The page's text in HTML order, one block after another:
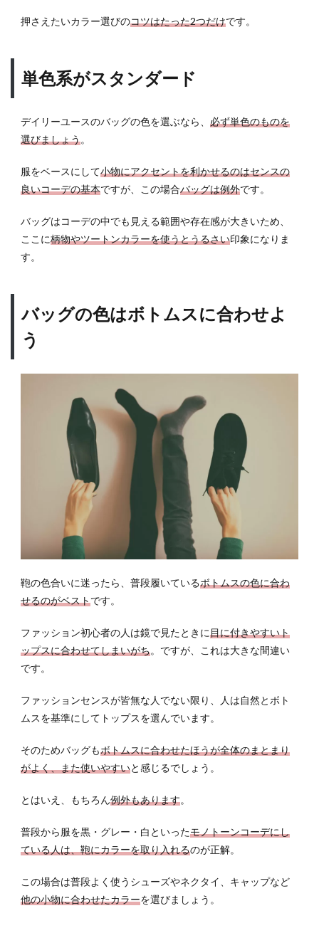
押さえたいカラー選びのコツはたった2つだけです。
単色系がスタンダード
デイリーユースのバッグの色を選ぶなら、 必ず単色のものを
選びましょう。
服をベースにして小物にアクセントを利かせるのはセンスの
良いコーデの基本ですが、この場合バッグは例外です。
バッグはコーデの中でも見える範囲や存在感が大きいため、
ここに柄物やツートンカラーを使うとうるさい印象になりま
す。
バッグの色はボトムスに合わせよ
う
鞄の色合いに迷ったら、普段履いているボトムスの色に合わ
せるのがベストです。
ファッション初心者の人は鏡で見たときに目に付きやすいト
ップスに合わせてしまいがち。ですが、これは大きな間違い
です。
ファッションセンスが皆無な人でない限り、人は自然とボト
ムスを基準にしてトップスを選んでいます。
そのためバッグもボトムスに合わせたほうが全体のまとまり
がよく、また使いやすいと感じるでしょう。
とはいえ、もちろん例外もあります。
普段から服を黒・グレー・白といったモノトーンコーデにし
ている人は、鞄にカラーを取り入れるのが正解。
この場合は普段よく使うシューズやネクタイ、キャップなど
他の小物に合わせたカラーを選びましょう。